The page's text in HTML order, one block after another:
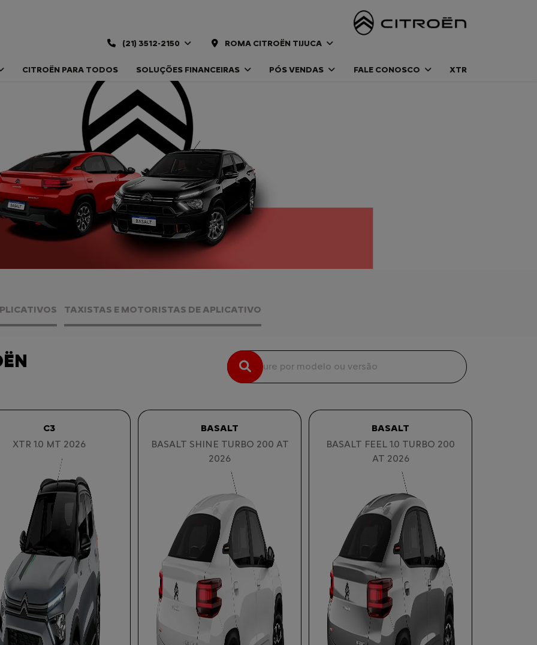
(21) 3512-2150 ROMA CITROËN TIJUCA
CITROËN PARA TODOS SOLUÇÕES FINANCEIRAS PÓS VENDAS FALE CONOSCO XTR
TAXISTAS E MOTORISTAS DE APLICATIVO
C3
XTR 1.0 MT 2026
BASALT
BASALT SHINE TURBO 200 AT
2026
BASALT
BASALT FEEL 1.0 TURBO 200
AT 2026